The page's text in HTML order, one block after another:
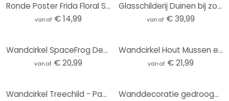
Ronde Poster Frida Floral Studio - Frida
vanaf € 14,99
Glasschilderij Duinen bij zonsondergang
vanaf € 39,99
Wandcirkel SpaceFrog Designs - Elegante Kraanvogel - Japandi
vanaf € 20,99
Wandcirkel Hout Mussen en roodborstjes - UN Designs
vanaf € 21,99
Wandcirkel Treechild - Pastelkleurige grassen Wanddecoratie gedroogde bloemen - Elegantie van vergankelijkheid - Boomkind - Aluminium Dibond Rond